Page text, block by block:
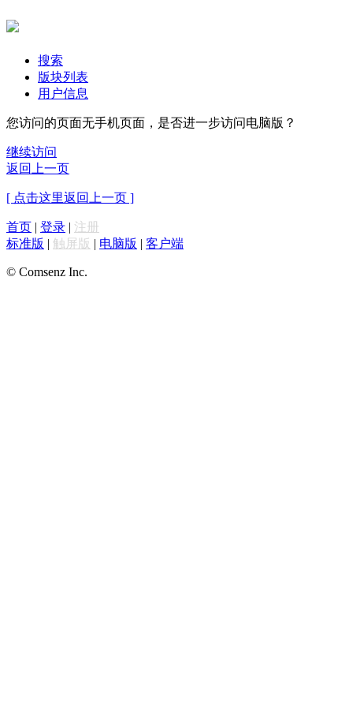
搜索
版块列表
用户信息
您访问的页面无手机页面，是否进一步访问电脑版？
继续访问
返回上一页
[ 点击这里返回上一页 ]
首页 | 登录 | 注册
标准版 | 触屏版 | 电脑版 | 客户端
© Comsenz Inc.